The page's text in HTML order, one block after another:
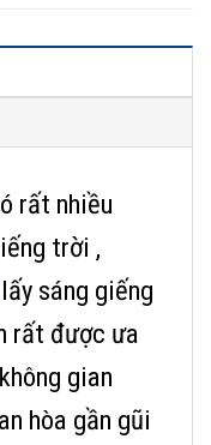
rất nhiều
trời ,
lấy sáng giếng
rất được ưa
gian
hòa gần gũi